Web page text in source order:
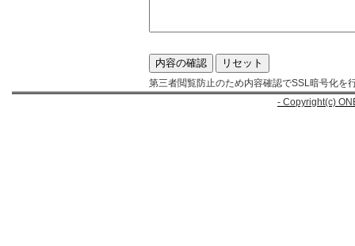
第三者閲覧防止のため内容確認でSSL暗号化を
- Copyright(c)